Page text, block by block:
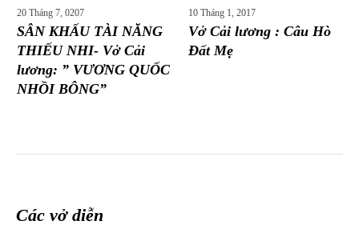
20 Tháng 7, 0207
SÂN KHẤU TÀI NĂNG
THIẾU NHI- Vở Cải
lương: ” VƯƠNG QUỐC
NHỒI BÔNG”
10 Tháng 1, 2017
Vở Cải lương : Câu Hò
Đất Mẹ
Các vở diễn